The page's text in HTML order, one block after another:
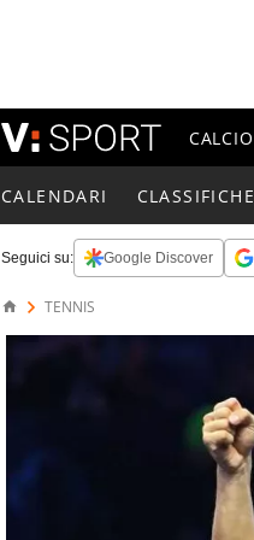
CALCIO
CALENDARI CLASSIFICHE
Seguici su: Google Discover
TENNIS